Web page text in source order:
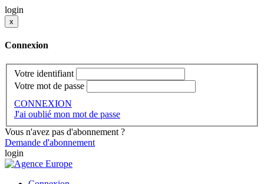
login
x
Connexion
Votre identifiant
Votre mot de passe
CONNEXION
J'ai oublié mon mot de passe
Vous n'avez pas d'abonnement ?
Demande d'abonnement
login